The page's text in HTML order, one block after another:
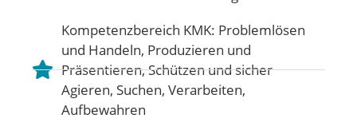
Kompetenzbereich KMK: Problemlösen
und Handeln, Produzieren und
Präsentieren,Schützen und sicher
Agieren, Suchen, Verarbeiten,
Aufbewahren